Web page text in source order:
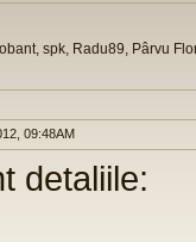
spk, Radu89, Pârvu
09:48AM
detaliile: